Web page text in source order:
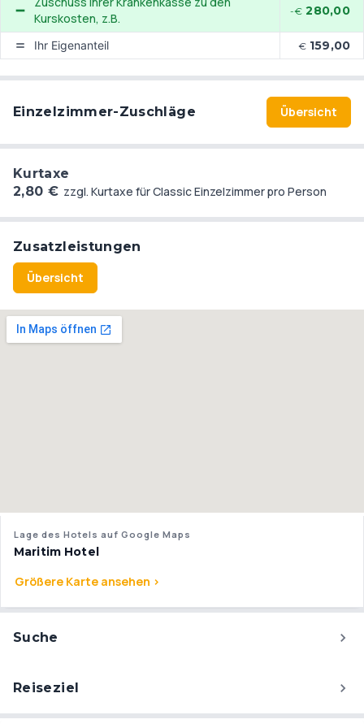
Kurskosten, z.B.
-€ 280,00
Ihr Eigenanteil € 159,00
Einzelzimmer-Zuschläge Übersicht
Kurtaxe
2,80 € zzgl. Kurtaxe für Classic Einzelzimmer pro Person
Zusatzleistungen
Übersicht
Lage des Hotels auf Google Maps
Maritim Hotel
Größere Karte ansehen >
Suche
Reiseziel